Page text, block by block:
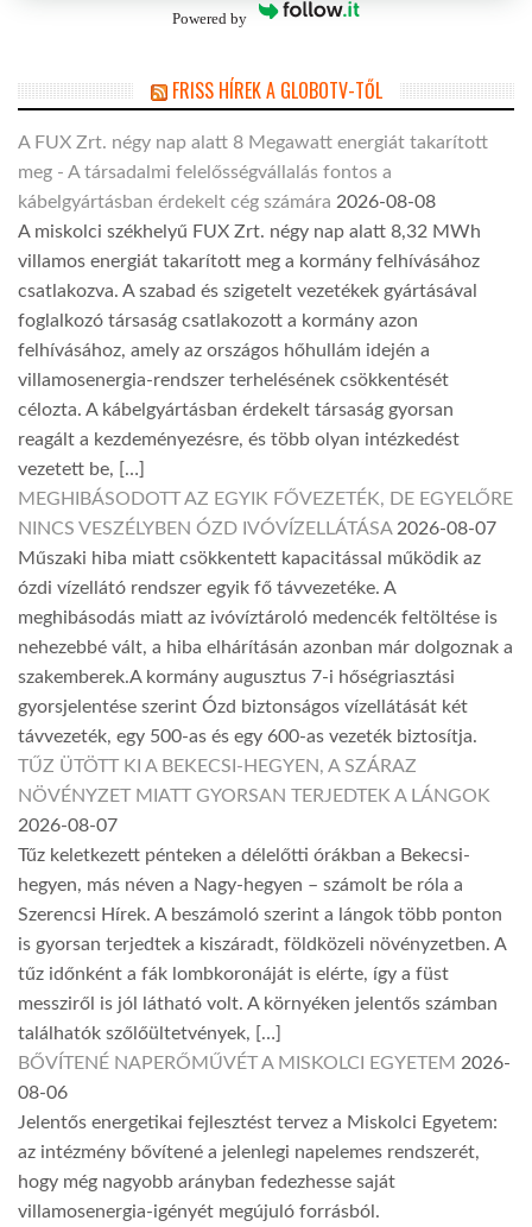
Powered by
FRISS HÍREK A GLOBOTV-TŐL
A FUX Zrt. négy nap alatt 8 Megawatt energiát takarított
meg - A társadalmi felelősségvállalás fontos a
kábelgyártásban érdekelt cég számára 2026-08-08
A miskolci székhelyű FUX Zrt. négy nap alatt 8,32 MWh
villamos energiát takarított meg a kormány felhívásához
csatlakozva. A szabad és szigetelt vezetékek gyártásával
foglalkozó társaság csatlakozott a kormány azon
felhívásához, amely az országos hőhullám idején a
villamosenergia-rendszer terhelésének csökkentését
célozta. A kábelgyártásban érdekelt társaság gyorsan
reagált a kezdeményezésre, és több olyan intézkedést
vezetett be, […]
MEGHIBÁSODOTT AZ EGYIK FŐVEZETÉK, DE EGYELŐRE
NINCS VESZÉLYBEN ÓZD IVÓVÍZELLÁTÁSA 2026-08-07
Műszaki hiba miatt csökkentett kapacitással működik az
ózdi vízellátó rendszer egyik fő távvezetéke. A
meghibásodás miatt az ivóvíztároló medencék feltöltése is
nehezebbé vált, a hiba elhárításán azonban már dolgoznak a
szakemberek.A kormány augusztus 7-i hőségriasztási
gyorsjelentése szerint Ózd biztonságos vízellátását két
távvezeték, egy 500-as és egy 600-as vezeték biztosítja.
TŰZ ÜTÖTT KI A BEKECSI-HEGYEN, A SZÁRAZ
NÖVÉNYZET MIATT GYORSAN TERJEDTEK A LÁNGOK
2026-08-07
Tűz keletkezett pénteken a délelőtti órákban a Bekecsi-
hegyen, más néven a Nagy-hegyen – számolt be róla a
Szerencsi Hírek. A beszámoló szerint a lángok több ponton
is gyorsan terjedtek a kiszáradt, földközeli növényzetben. A
tűz időnként a fák lombkoronáját is elérte, így a füst
messziről is jól látható volt. A környéken jelentős számban
találhatók szőlőültetvények, […]
BŐVÍTENÉ NAPERŐMŰVÉT A MISKOLCI EGYETEM 2026-
08-06
Jelentős energetikai fejlesztést tervez a Miskolci Egyetem:
az intézmény bővítené a jelenlegi napelemes rendszerét,
hogy még nagyobb arányban fedezhesse saját
villamosenergia-igényét megújuló forrásból.